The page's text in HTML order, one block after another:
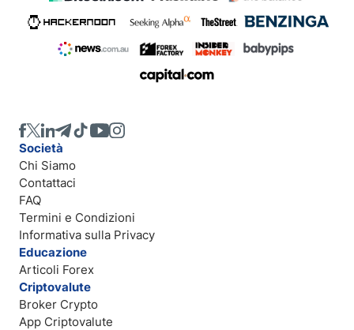
Società
Chi Siamo
Contattaci
FAQ
Termini e Condizioni
Informativa sulla Privacy
Educazione
Articoli Forex
Criptovalute
Broker Crypto
App Criptovalute